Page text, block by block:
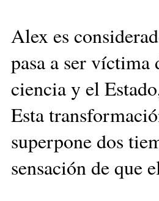
Alex es
pasa a ser
ciencia y el
Esta
superpone dos
sensación de que